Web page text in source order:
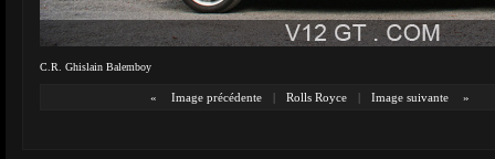
C.R. Ghislain Balemboy
« Image précédente | Rolls Royce | Image suivante »